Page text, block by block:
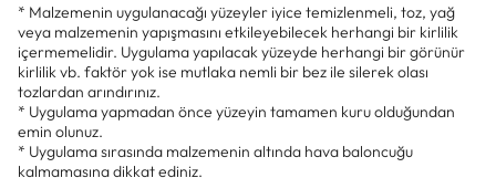
* Malzemenin uygulanacağı yüzeyler iyice temizlenmeli, toz, yağ
veya malzemenin yapışmasını etkileyebilecek herhangi bir kirlilik
içermemelidir. Uygulama yapılacak yüzeyde herhangi bir görünür
kirlilik vb. faktör yok ise mutlaka nemli bir bez ile silerek olası
tozlardan arındırınız.
* Uygulama yapmadan önce yüzeyin tamamen kuru olduğundan
emin olunuz.
* Uygulama sırasında malzemenin altında hava baloncuğu
kalmamasına dikkat ediniz.